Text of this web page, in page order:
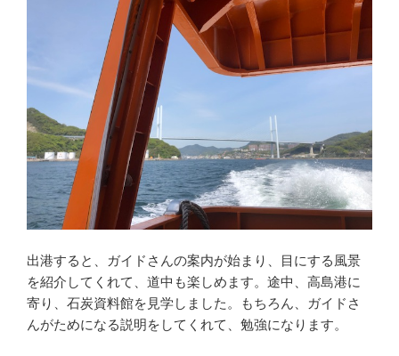
出港すると、ガイドさんの案内が始まり、目にする風景
を紹介してくれて、道中も楽しめます。途中、高島港に
寄り、石炭資料館を見学しました。もちろん、ガイドさ
んがためになる説明をしてくれて、勉強になります。